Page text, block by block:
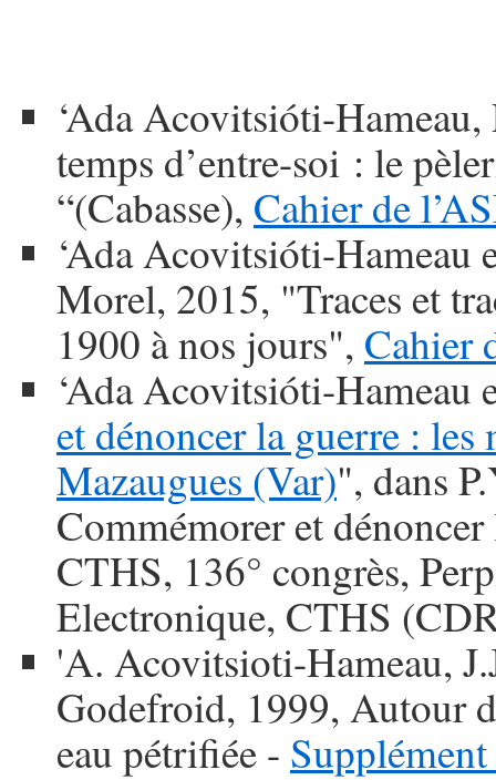
‘Ada Acovitsióti-
temps d’entre-soi : le
“(Cabasse), Cahier de
‘Ada Acovitsióti-Hameau
Morel, 2015, "Traces et
1900 à nos jours", Cahier
‘Ada Acovitsióti-
et dénoncer la guerre :
Mazaugues (Var)", dans
Commémorer et
CTHS, 136° congrès,
Electronique, CTHS
'A. Acovitsioti-Hameau,
Godefroid, 1999, Autour
eau pétrifiée -